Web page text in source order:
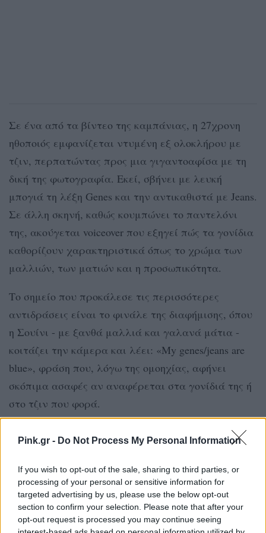
Pink.gr - Do Not Process My Personal Information
If you wish to opt-out of the sale, sharing to third parties, or
processing of your personal or sensitive information for
targeted advertising by us, please use the below opt-out
section to confirm your selection. Please note that after your
opt-out request is processed you may continue seeing
Σε ένα από τα βίντεο της καμπάνιας, η 27χρονη
ηθοποιός εμφανίζεται ντυμένη εξ ολοκλήρου με
τζιν, περπατώντας προς μια γιγαντοαφίσα με τη
δική της φωτογραφία. Εκεί, σβήνει με λευκή
μπογιά τη λέξη Genes και την αντικαθιστά με Jeans.
Σε άλλη σκηνή, καθώς κουμπώνει το παντελόνι
της, ακούγεται voiceover που εξηγεί πώς τα γονίδια
καθορίζουν χαρακτηριστικά όπως το χρώμα των
μαλλιών, των ματιών και η προσωπικότητα.
Το σημείο που προκάλεσε τις περισσότερες
αντιδράσεις είναι το φινάλε της διαφήμισης, όπου
η Σουίνι - με ξανθά μαλλιά και γαλανά μάτια -
κοιτάζει την κάμερα και λέει: «My genes/jeans are
blue», φράση που, λόγω της ομοηχίας, αφήνει
σκόπιμα ασαφές αν αναφέρεται στα γονίδιά της ή
στο τζιν που φορά.
συνδυασμό με την έμφαση σε εξωτερικά
χαρακτηριστικά που ιστορικά έχουν συνδεθεί με
την ιδεολογία της φυλετικής υπεροχής,
παραπέμπει σε επικίνδυνες αφηγήσεις.